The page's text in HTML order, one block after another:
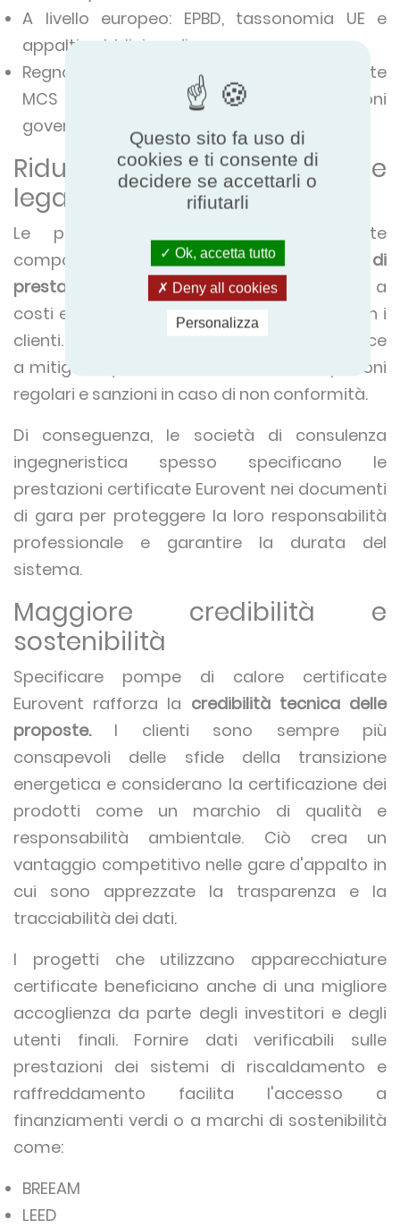
A livello europeo: EPBD, tassonomia UE e
appalti pubblici verdi
Regno Unito: le pompe di calore certificate
MCS possono beneficiare di sovvenzioni
governative fino a 7500 sterline.
Riduzione dei rischi tecnici e
legali
Le pompe di calore non certificate
comportano unrischio maggiore di
prestazioni insufficienti, che può portare a
costi energetici eccessivi o controversie con i
clienti. La certificazione Eurovent contribuisce
a mitigare questo rischio attraverso ispezioni
regolari e sanzioni in caso di non conformità.
Di conseguenza, le società di consulenza
ingegneristica spesso specificano le
prestazioni certificate Eurovent nei documenti
di gara per proteggere la loro responsabilità
professionale e garantire la durata del
sistema.
Maggiore credibilità e
sostenibilità
Specificare pompe di calore certificate
Eurovent rafforza la credibilità tecnica delle
proposte.I clienti sono sempre più
consapevoli delle sfide della transizione
energetica e considerano la certificazione dei
prodotti come un marchio di qualità e
responsabilità ambientale. Ciò crea un
vantaggio competitivo nelle gare d'appalto in
cui sono apprezzate la trasparenza e la
tracciabilità dei dati.
I progetti che utilizzano apparecchiature
certificate beneficiano anche di una migliore
accoglienza da parte degli investitori e degli
utenti finali. Fornire dati verificabili sulle
prestazioni dei sistemi di riscaldamento e
raffreddamento facilita l'accesso a
finanziamenti verdi o a marchi di sostenibilità
come:
BREEAM
LEED
Questo sito fa uso di
cookies e ti consente di
decidere se accettarli o
rifiutarli
Ok, accetta tutto
Deny all cookies
Personalizza